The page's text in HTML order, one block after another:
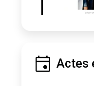
Actes